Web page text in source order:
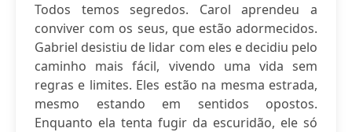
Todos temos segredos. Carol aprendeu a
conviver com os seus, que estão adormecidos.
Gabriel desistiu de lidar com eles e decidiu pelo
caminho mais fácil, vivendo uma vida sem
regras e limites. Eles estão na mesma estrada,
mesmo estando em sentidos opostos.
Enquanto ela tenta fugir da escuridão, ele só